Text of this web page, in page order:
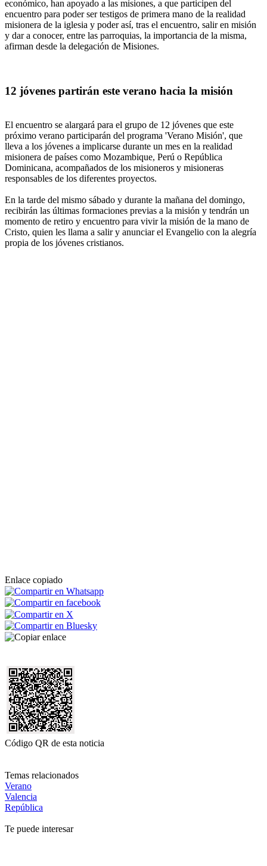
económico, han apoyado a las misiones, a que participen del
encuentro para poder ser testigos de primera mano de la realidad
misionera de la iglesia y poder así, tras el encuentro, salir en misión
y dar a conocer, entre las parroquias, la importancia de la misma,
afirman desde la delegación de Misiones.
12 jóvenes partirán este verano hacia la misión
El encuentro se alargará para el grupo de 12 jóvenes que este
próximo verano participarán del programa 'Verano Misión', que
lleva a los jóvenes a implicarse durante un mes en la realidad
misionera de países como Mozambique, Perú o República
Dominicana, acompañados de los misioneros y misioneras
responsables de los diferentes proyectos.
En la tarde del mismo sábado y durante la mañana del domingo,
recibirán las últimas formaciones previas a la misión y tendrán un
momento de retiro y encuentro para vivir la misión de la mano de
Cristo, quien les llama a salir y anunciar el Evangelio con la alegría
propia de los jóvenes cristianos.
Enlace copiado
Código QR de esta noticia
Temas relacionados
Verano
Valencia
República
Te puede interesar